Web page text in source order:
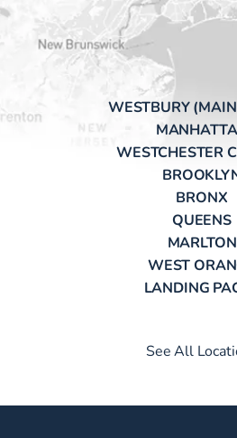
WESTBURY
WESTCHESTER
BRONX
QUEENS
MARLTON
WEST
LANDING
See All